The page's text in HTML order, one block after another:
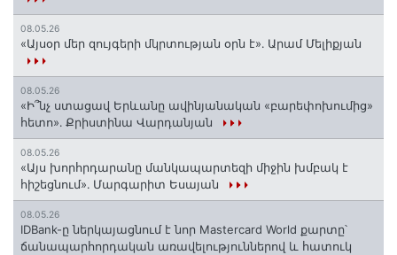
08.05.26
«Այսօր մեր զույգերի մկրտության օրն է»․ Արամ Մելիքյան
08.05.26
«Ի՞նչ ստացավ Երևանը ավինյանական «բարեփոխումից»
հետո»․ Քրիստինա Վարդանյան
08.05.26
«Այս խորհրդարանը մանկապարտեզի միջին խմբակ է
հիշեցնում»․ Մարգարիտ Եսայան
08.05.26
IDBank-ը ներկայացնում է նոր Mastercard World քարտը՝
ճանապարհորդական առավելություններով և հատուկ